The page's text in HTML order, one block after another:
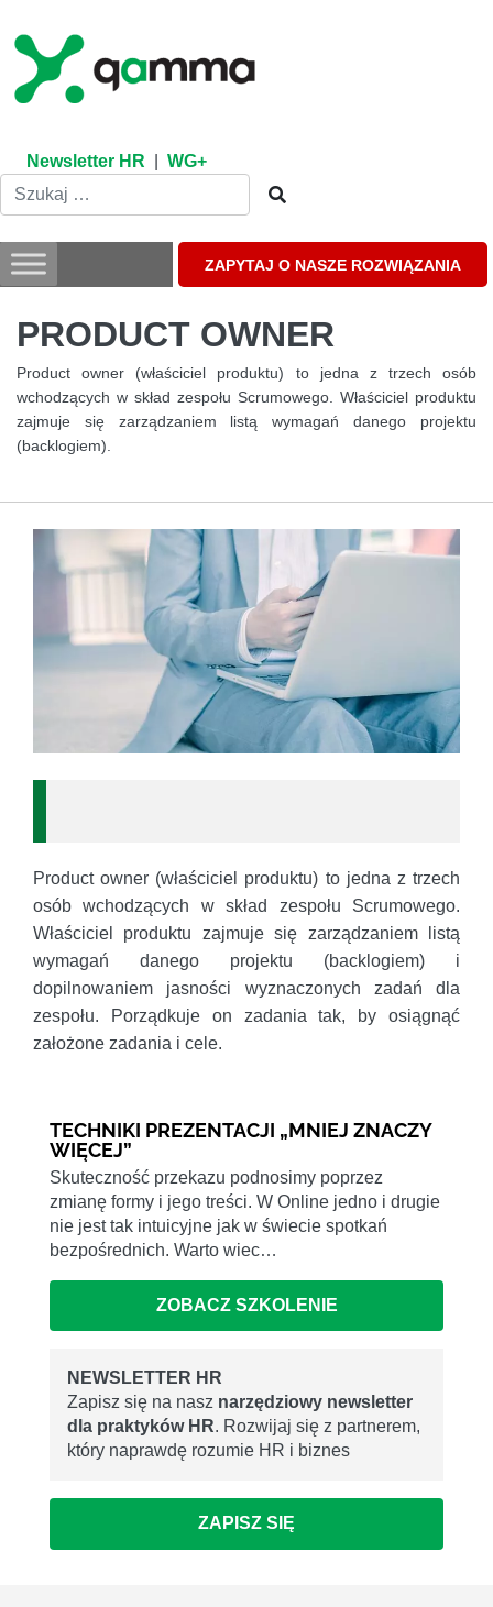
content
Newsletter HR WG+
ZAPYTAJ O NASZE ROZWIĄZANIA
PRODUCT OWNER
Product owner (właściciel produktu) to jedna z trzech osób
wchodzących w skład zespołu Scrumowego. Właściciel produktu
zajmuje się zarządzaniem listą wymagań danego projektu
(backlogiem).
Product owner (właściciel produktu) to jedna z trzech
osób wchodzących w skład zespołu Scrumowego.
Właściciel produktu zajmuje się zarządzaniem listą
wymagań danego projektu (backlogiem) i
dopilnowaniem jasności wyznaczonych zadań dla
zespołu. Porządkuje on zadania tak, by osiągnąć
założone zadania i cele.
TECHNIKI PREZENTACJI „MNIEJ ZNACZY
WIĘCEJ”
Skuteczność przekazu podnosimy poprzez
zmianę formy i jego treści. W Online jedno i drugie
nie jest tak intuicyjne jak w świecie spotkań
bezpośrednich. Warto wiec…
ZOBACZ SZKOLENIE
NEWSLETTER HR
Zapisz się na nasz narzędziowy newsletter
dla praktyków HR. Rozwijaj się z partnerem,
który naprawdę rozumie HR i biznes
ZAPISZ SIĘ